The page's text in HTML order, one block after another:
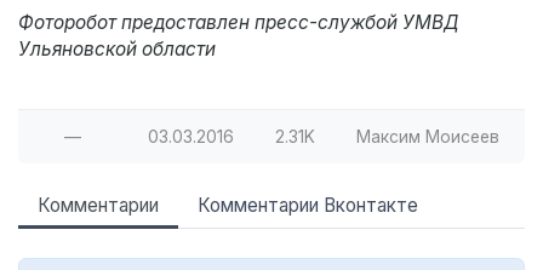
Фоторобот предоставлен пресс-службой УМВД
Ульяновской области
— 03.03.2016 2.31K Максим Моисеев
Комментарии Комментарии Вконтакте